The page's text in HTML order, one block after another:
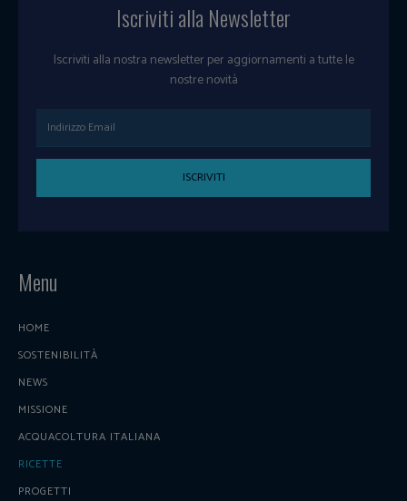
Iscriviti alla Newsletter
Iscriviti alla nostra newsletter per aggiornamenti a tutte le
nostre novità
ISCRIVITI
Menu
HOME
SOSTENIBILITÀ
NEWS
MISSIONE
ACQUACOLTURA ITALIANA
RICETTE
PROGETTI